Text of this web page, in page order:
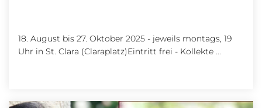
18. August bis 27. Oktober 2025 - jeweils montags, 19
Uhr in St. Clara (Claraplatz)Eintritt frei - Kollekte ...